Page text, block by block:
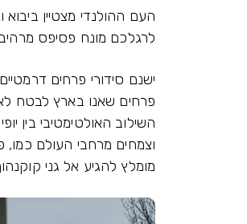
העם ההולנדי מצטיין
לרגלכם מונח פסיפס
ישנם סידורי פרחים
פרחים שאנו בארץ לבטח
השילוב האולטימטיבי בין
וצמחים מרחבי העולם כמו,
מומלץ להגיע אל גני